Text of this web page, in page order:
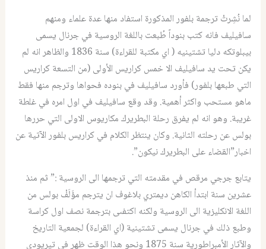
لما نُشِرتْ ترجمة بلفور المذكورة استفاد منها عدة علماء ومنهم
سافيليف فانه كتب بنوداً طُبعت باللغة الروسية في جرنال يسمى
بيبلوتكه دليا تشتينيه ( اي مكتبة للقراءة) سنة 1836 والظاهر انه لم
يكن تحت يد سافيليف الا خمس كراريس الأولى (من التسعة كراريس
التي طبعها بلفور) فأورد سافيليف في بنوده فحواها وترجم منها فقط
ماهو مستحب واكثر أهمية. وقد وقع سافيليف في اول امره في غلطة
غريبة. وهو انه لم يفرق رحلة البطريرك مكاريوس الاولى التي حررها
بولس عن رحلته الثانية. وكان ينتظر الكلام في كراريس بلفور الآتية عن
اخبار”القضاء على البطريرك نيكون”.
يتابع جرجي مرقص في مقدمته التي ترجمها الى الروسية :” ثم منذ
عشرين سنة ابتدأ الكاهن ديمتري بلاغوف ان يترجم مؤَلَفْ بولس من
اللغة الانكليزية الى الروسية ولكنه اكتفىى بترجمة نصف اول كراسة
وطبع ذلك في جرنال يسمى تشتينية (اي القراءة) لجمعية التاريخ
والآثار الأمبراطورية سنة 1875 ونحو هذا الوقت ظهر في تيريودي